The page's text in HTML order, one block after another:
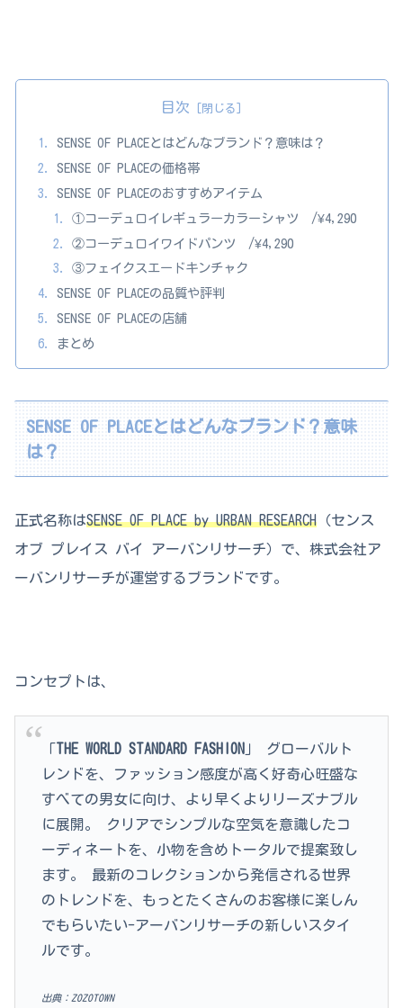
目次
SENSE OF PLACEとはどんなブランド？意味は？
SENSE OF PLACEの価格帯
SENSE OF PLACEのおすすめアイテム
①コーデュロイレギュラーカラーシャツ /¥4,290
②コーデュロイワイドパンツ /¥4,290
③フェイクスエードキンチャク
SENSE OF PLACEの品質や評判
SENSE OF PLACEの店舗
まとめ
SENSE OF PLACEとはどんなブランド？意味
は？
正式名称はSENSE OF PLACE by URBAN RESEARCH （センス
オブ プレイス バイ アーバンリサーチ）で、株式会社ア
ーバンリサーチが運営するブランドです。
コンセプトは、
「THE WORLD STANDARD FASHION 」 グローバルト
レンドを、ファッション感度が高く好奇心旺盛な
すべての男女に向け、より早くよりリーズナブル
に展開。 クリアでシンプルな空気を意識したコ
ーディネートを、小物を含めトータルで提案致し
ます。 最新のコレクションから発信される世界
のトレンドを、もっとたくさんのお客様に楽しん
でもらいたい-アーバンリサーチの新しいスタイ
ルです。
出典：ZOZOTOWN